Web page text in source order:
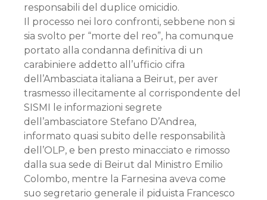
responsabili del duplice omicidio.
Il processo nei loro confronti, sebbene non si
sia svolto per “morte del reo”, ha comunque
portato alla condanna definitiva di un
carabiniere addetto all’ufficio cifra
dell’Ambasciata italiana a Beirut, per aver
trasmesso illecitamente al corrispondente del
SISMI le informazioni segrete
dell’ambasciatore Stefano D’Andrea,
informato quasi subito delle responsabilità
dell’OLP, e ben presto minacciato e rimosso
dalla sua sede di Beirut dal Ministro Emilio
Colombo, mentre la Farnesina aveva come
suo segretario generale il piduista Francesco